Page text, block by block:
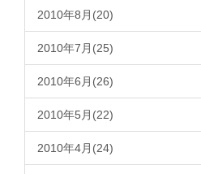
2010年8月(20)
2010年7月(25)
2010年6月(26)
2010年5月(22)
2010年4月(24)